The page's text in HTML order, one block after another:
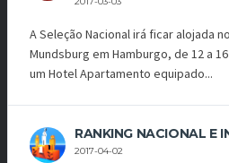
A Seleção Nacional irá ficar alojada
Mundsburg em Hamburgo, de 12 a
um Hotel Apartamento equipado...
RANKING NACIONAL E
2017-04-02